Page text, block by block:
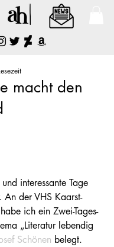
macht den
interessante Tage
An der VHS Kaarst-
ich ein Zwei-Tages-
„Literatur lebendig
Schönen belegt.